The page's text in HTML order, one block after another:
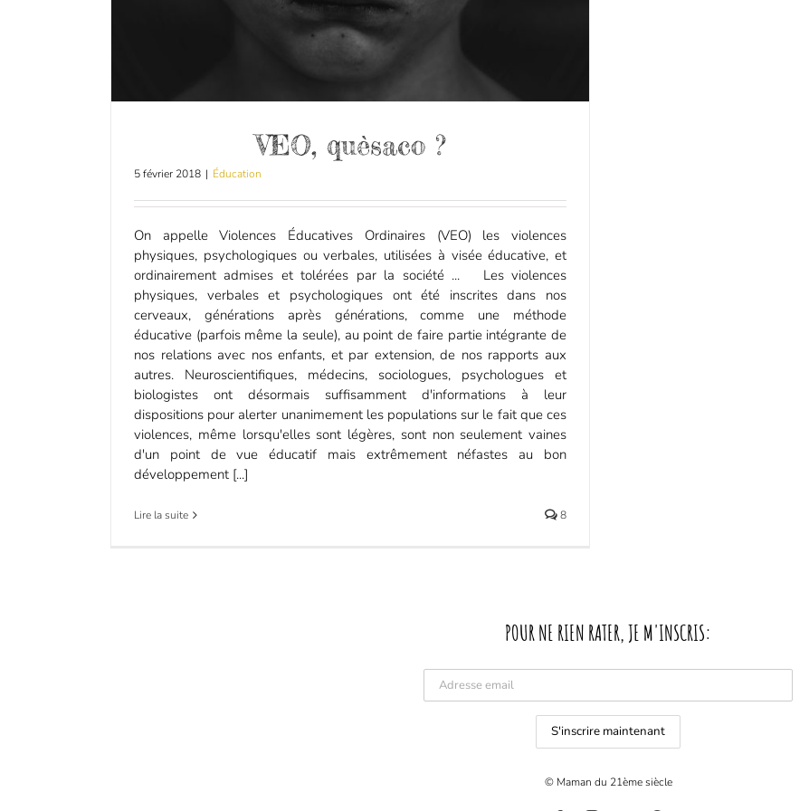
VEO, quèsaco ?
5 février 2018 | Éducation
On appelle Violences Éducatives Ordinaires (VEO) les violences
physiques, psychologiques ou verbales, utilisées à visée éducative, et
ordinairement admises et tolérées par la société ... Les violences
physiques, verbales et psychologiques ont été inscrites dans nos
cerveaux, générations après générations, comme une méthode
éducative (parfois même la seule), au point de faire partie intégrante de
nos relations avec nos enfants, et par extension, de nos rapports aux
autres. Neuroscientifiques, médecins, sociologues, psychologues et
biologistes ont désormais suffisamment d'informations à leur
dispositions pour alerter unanimement les populations sur le fait que ces
violences, même lorsqu'elles sont légères, sont non seulement vaines
d'un point de vue éducatif mais extrêmement néfastes au bon
développement [...]
Lire la suite 8
POUR NE RIEN RATER, JE M'INSCRIS:
© Maman du 21ème siècle